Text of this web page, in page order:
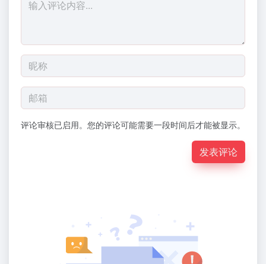
评论审核已启用。您的评论可能需要一段时间后才能被显示。
发表评论